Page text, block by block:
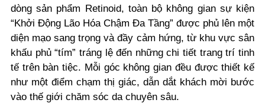
dòng sản phẩm Retinoid, toàn bộ không gian sự kiện
“Khởi Động Lão Hóa Chậm Đa Tầng” được phủ lên một
diện mạo sang trọng và đầy cảm hứng, từ khu vực sân
khấu phủ “tím” tráng lệ đến những chi tiết trang trí tinh
tế trên bàn tiệc. Mỗi góc không gian đều được thiết kế
như một điểm chạm thị giác, dẫn dắt khách mời bước
vào thế giới chăm sóc da chuyên sâu.